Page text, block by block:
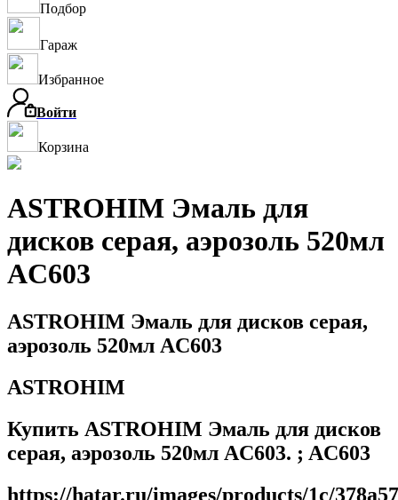
Подбор
Гараж
Избранное
Войти
Корзина
ASTROHIM Эмаль для
дисков серая, аэрозоль 520мл
AC603
ASTROHIM Эмаль для дисков серая,
аэрозоль 520мл AC603
ASTROHIM
Купить ASTROHIM Эмаль для дисков
серая, аэрозоль 520мл AC603. ; AC603
https://hatar.ru/images/products/1c/